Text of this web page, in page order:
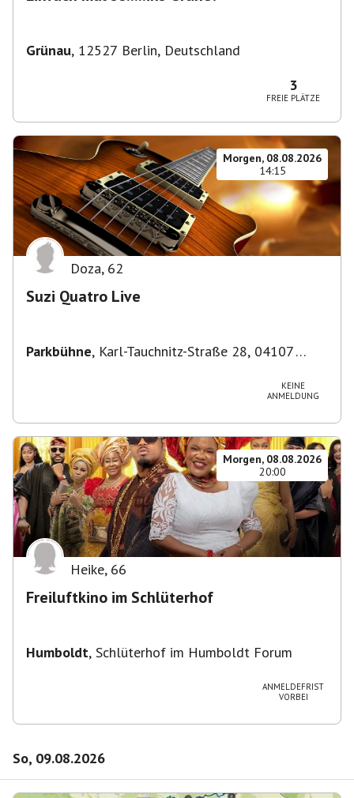
Grünau, 12527 Berlin, Deutschland
3
FREIE PLÄTZE
Morgen, 08.08.2026
14:15
Doza, 62
Suzi Quatro Live
Parkbühne, Karl-Tauchnitz-Straße 28, 04107
KEINE
ANMELDUNG
Morgen, 08.08.2026
20:00
Heike, 66
Freiluftkino im Schlüterhof
Humboldt, Schlüterhof im Humboldt Forum
ANMELDEFRIST
VORBEI
So, 09.08.2026